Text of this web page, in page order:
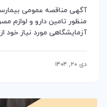
آگهی مناقصه عمومی
منظور تامین دارو و لوازم
آزمایشگاهی مورد نیاز خود
دی ۲۰, ۱۴۰۴